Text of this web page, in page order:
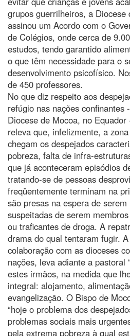
grupos guerrilheiros, a Diocese
assinou um Acordo com o
de Colégios, onde cerca de
estudos, tendo garantido
o que têm necessidade para o
desenvolvimento psicofísico.
de 450 professores.
No que diz respeito aos
refúgio nas nações confinantes
Diocese de Mocoa, no
releva que, infelizmente, a
chegam os despejados
pobreza, falta de infra-
que já aconteceram episódios
tratando-se de pessoas
freqüentemente terminam na
são presas na espera de
suspeitadas de serem
ou traficantes de droga. A
drama do qual tentaram fugir.
colaboração com as dioceses
nações, leva adiante a pastoral
estes irmãos, na medida que
integral: alojamento,
evangelização. O Bispo de
“hoje o problema dos
problemas sociais mais
pela extrema pobreza à qual